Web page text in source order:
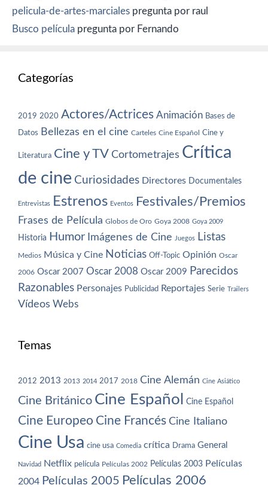
pelicula-de-artes-marciales pregunta por raul
Busco película pregunta por Fernando
Categorías
2019 2020 Actores/Actrices Animación Bases de
Datos Bellezas en el cine Carteles Cine Español Cine y
Literatura Cine y TV Cortometrajes Crítica
de cine Curiosidades Directores Documentales
Entrevistas Estrenos Eventos Festivales/Premios
Frases de Película Globos de Oro Goya 2008 Goya 2009
Historia Humor Imágenes de Cine Juegos Listas
Medios Música y Cine Noticias Off-Topic Opinión Oscar
2006 Oscar 2007 Oscar 2008 Oscar 2009 Parecidos
Razonables Personajes Publicidad Reportajes Serie Trailers
Vídeos Webs
Temas
2012 2013 2013 2014 2017 2018 Cine Alemán Cine Asiático
Cine Británico Cine Español Cine Español
Cine Europeo Cine Francés Cine Italiano
Cine Usa cine usa Comedia crítica Drama General
Navidad Netflix película Películas 2002 Películas 2003 Películas
2004 Películas 2005 Películas 2006